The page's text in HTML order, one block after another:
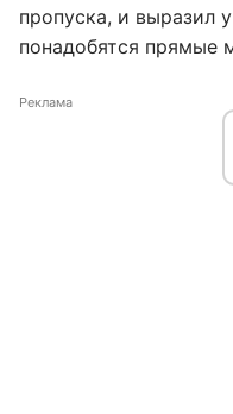
пропуска, и выразил
понадобятся прямые
Реклама